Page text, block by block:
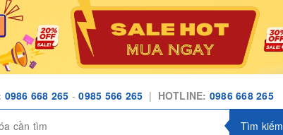
0986 668 265 -0985 566 265 | HOTLINE: 0986 668 265
Tìm kiếm